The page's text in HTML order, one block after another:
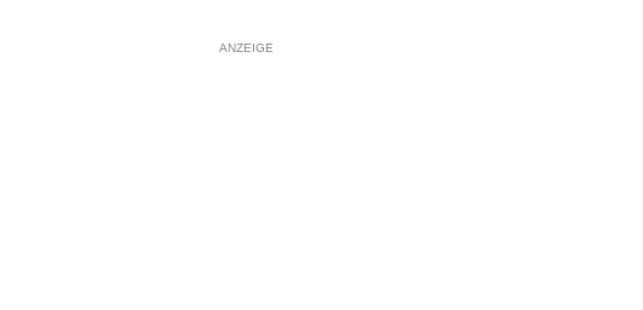
ANZEIGE